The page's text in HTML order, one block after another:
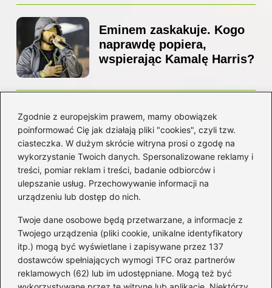
Zgodnie z europejskim prawem, mamy obowiązek
poinformować Cię jak działają pliki "cookies", czyli tzw.
ciasteczka. W dużym skrócie witryna prosi o zgodę na
wykorzystanie Twoich danych. Spersonalizowane reklamy i
treści, pomiar reklam i treści, badanie odbiorców i
ulepszanie usług. Przechowywanie informacji na
urządzeniu lub dostęp do nich.
Twoje dane osobowe będą przetwarzane, a informacje z
Twojego urządzenia (pliki cookie, unikalne identyfikatory
itp.) mogą być wyświetlane i zapisywane przez 137
dostawców spełniających wymogi TFC oraz partnerów
reklamowych (62) lub im udostępniane. Mogą też być
Eminem zaskakuje. Kogo
naprawdę popiera,
wspierając Kamalę Harris?
Z jakiego kraju pochodzi
Ed Sheeran? Poznaj jego
niezwykłą historię i
korzenie
Kategorie
Artyści (16)
Filmowa muzyka(101)
Gitara(69)
Gra na instrumencie(59)